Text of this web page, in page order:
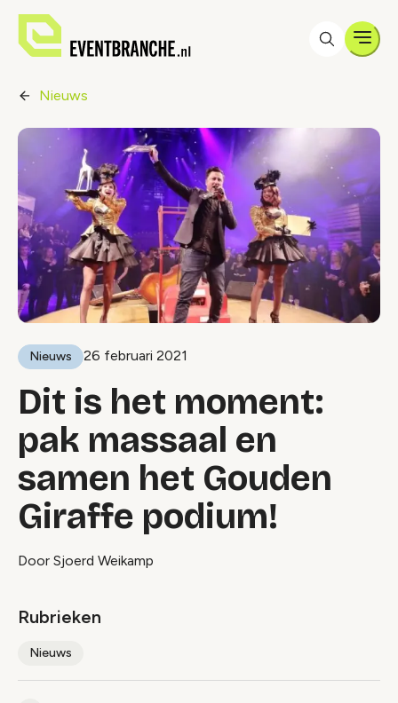
Nieuws
Nieuws 26 februari 2021
Dit is het moment:
pak massaal en
samen het Gouden
Giraffe podium!
Door Sjoerd Weikamp
Rubrieken
Nieuws